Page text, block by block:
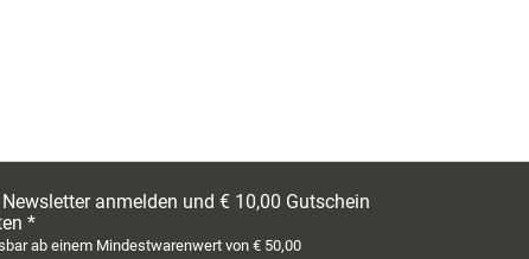
anmelden und € 10,00 Gutschein
*
ab einem Mindestwarenwert von € 50,00